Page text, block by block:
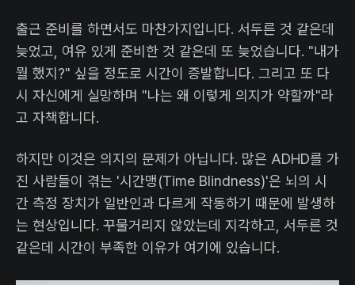
출근 준비를 하면서도 마찬가지입니다. 서두른 것 같은데
늦었고, 여유 있게 준비한 것 같은데 또 늦었습니다. "내가
뭘 했지?" 싶을 정도로 시간이 증발합니다. 그리고 또 다
시 자신에게 실망하며 "나는 왜 이렇게 의지가 약할까"라
고 자책합니다.
하지만 이것은 의지의 문제가 아닙니다. 많은 ADHD를 가
진 사람들이 겪는 '시간맹(Time Blindness)'은 뇌의 시
간 측정 장치가 일반인과 다르게 작동하기 때문에 발생하
는 현상입니다. 꾸물거리지 않았는데 지각하고, 서두른 것
같은데 시간이 부족한 이유가 여기에 있습니다.